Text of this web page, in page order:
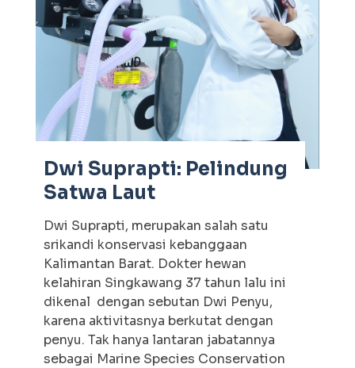
Dwi Suprapti: Pelindung
Satwa Laut
Dwi Suprapti, merupakan salah satu
srikandi konservasi kebanggaan
Kalimantan Barat. Dokter hewan
kelahiran Singkawang 37 tahun lalu ini
dikenal dengan sebutan Dwi Penyu,
karena aktivitasnya berkutat dengan
penyu. Tak hanya lantaran jabatannya
sebagai Marine Species Conservation